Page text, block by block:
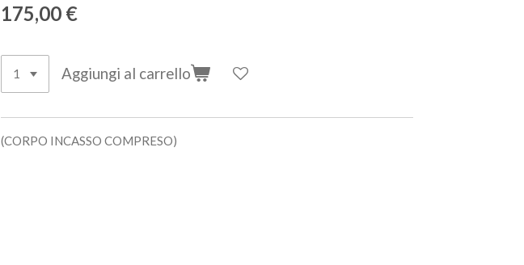
175,00 €
Aggiungi al carrello
(CORPO INCASSO COMPRESO)